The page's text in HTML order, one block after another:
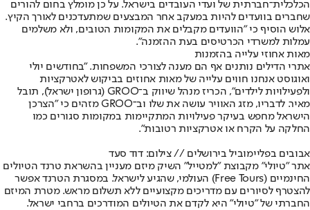
הכלכלית־חברתית של ועדי העובדים בישראל. על כן מומלץ בחום להורים
שחברים בוועדים להיות במעקב אחר המבצעים שמתעדכנים לאורך הקיץ.
אלוש הוסיף כי "הוועדים מקבלים את המקומות הטובים, ולא משלמים
עמלות למשרדי הכרטיסים בעת ההזמנה".
מאות אחוזי עלייה בהזמנות
אתרי הדילים נותנים אף הם מענה לצורכי המשפחות. "בחודשים יולי
ואוגוסט אנחנו חווים עלייה של מאות אחוזים בביקוש לאטרקציות
ולפעילויות לילדים", הכריז מנהל שיווק ב־GROO (גרופון ישראל), תובל
מאיר. לדבריו, מזג האוויר עושה את שלו וב־GROO מזהים כי "הצרכן
הישראל מחפש בעיקר פעילויות המתקיימות במקומות סגורים כמו
החלקה על הקרח או אטרקציות רטובות".
אבובים בפליימוביל בירושלים // צילום: דוד סעד
אתר "טיולי" מקבוצת "למטייל" השיק מיזם מעניין בהשראת טרנד הטיולים
החינמיים (Free Tours) העולמי, שהגיע לישראל. במסגרת הטרנד אפשר
להצטרף לסיורים עם מדריכים מקצועיים ללא תשלום מראש. מטרת המיזם
החברתי של "טיולי" היא לקדם את הטיולים המודרכים ברחבי ישראל.